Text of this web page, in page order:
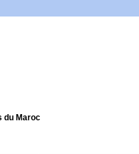
du Maroc